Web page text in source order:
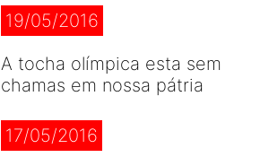
19/05/2016
A tocha olímpica esta sem
chamas em nossa pátria
17/05/2016